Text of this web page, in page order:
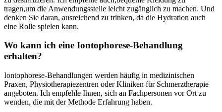
tragen,um ​die ‌Anwendungsstelle leicht zugänglich zu ⁤machen. Und
denken Sie daran,‌ ausreichend⁣ zu trinken, da​ die Hydration auch⁤
eine ⁣Rolle spielen​ kann.
Wo kann‍ ich⁣ eine Iontophorese-Behandlung
erhalten?
Iontophorese-Behandlungen werden‍ häufig in medizinischen
Praxen,⁢ Physiotherapiezentren oder Kliniken⁤ für Schmerztherapie
angeboten. Ich empfehle Ihnen, sich an Fachpersonen vor Ort ⁢zu⁣
wenden, die mit ‍der⁢ Methode Erfahrung​ haben.